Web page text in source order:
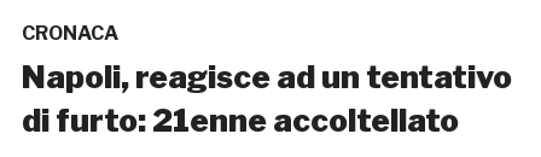
CRONACA
Napoli, reagisce ad un tentativo
di furto: 21enne accoltellato